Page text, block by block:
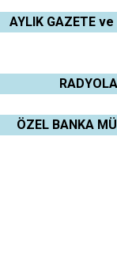
AYLIK GAZETE ve
ÖZEL BANKA